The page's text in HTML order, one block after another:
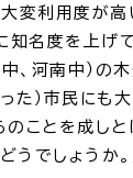
変利用度が高
名度を上げて
、河南中）の
）市民にも
ことを成しと
でしょうか